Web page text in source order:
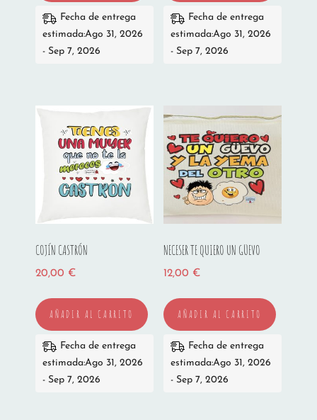
Fecha de entrega
estimada:Ago 31, 2026
- Sep 7, 2026
Fecha de entrega
estimada:Ago 31, 2026
- Sep 7, 2026
COJÍN CASTRÓN
20,00 €
AÑADIR AL CARRITO
Fecha de entrega
estimada:Ago 31, 2026
- Sep 7, 2026
NECESER TE QUIERO UN GÜEVO
12,00 €
AÑADIR AL CARRITO
Fecha de entrega
estimada:Ago 31, 2026
- Sep 7, 2026